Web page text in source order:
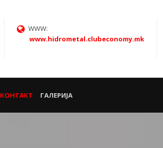
WWW:
www.hidrometal.clubeconomy.mk
КОНТАКТ ГАЛЕРИЈА